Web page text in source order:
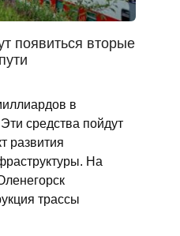
появиться вторые
в
средства пойдут
развития
На
трассы